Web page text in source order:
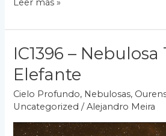
de
Velos
Leer más »
IC1396 –
Elefante
Cielo Profundo, Nebulosas,
Uncategorized /Alejandro Meira